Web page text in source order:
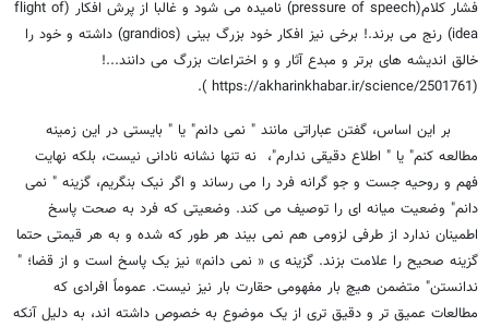
فشار کلام(pressure of speech) نامیده می شود و غالبا از پرش افکار (flight of
idea) رنج می برند.! برخی نیز افکار خود بزرگ بینی (grandios) داشته و خود را
خالق اندیشه های برتر و مبدع آثار و و اختراعات بزرگ می دانند...!
(https://akharinkhabar.ir/science/2501761 ).
بر این اساس، گفتن عباراتی مانند " نمی دانم" یا " بایستی در این زمینه
مطالعه کنم" یا " اطلاع دقیقی ندارم"، نه تنها نشانه نادانی نیست، بلکه نهایت
فهم و روحیه جست و جو گرانه فرد را می رساند و اگر نیک بنگریم، گزینه " نمی
دانم" وضعیت میانه ای را توصیف می کند. وضعیتی که فرد به صحت پاسخ
اطمینان ندارد از طرفی لزومی هم نمی بیند هر طور که شده و به هر قیمتی حتما
گزینه صحیح را علامت بزند. گزینه ی « نمی دانم» نیز یک پاسخ است و از قضا؛ "
ندانستن" متضمن هیچ بار مفهومی حقارت بار نیز نیست. عموماً افرادی که
مطالعات عمیق تر و دقیق تری از یک موضوع به خصوص داشته اند، به دلیل آنکه